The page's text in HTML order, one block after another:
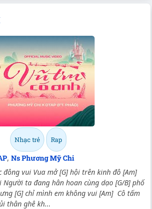
Nhạc trẻ Rap
, Ns Phương Mỹ Chi
đông vui Vua mở [G] hội trên kinh đô [Am]
ta đang hân hoan cùng dạo [G/B] phố
[G] chỉ mình em không vui [Am] Cô tấm
thân ghê kh...